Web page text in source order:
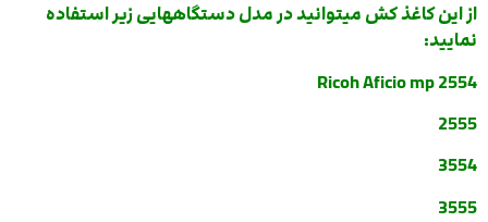
از این کاغذ کش میتوانید در مدل دستگاههایی زیر استفاده
نمایید:
Ricoh Aficio mp 2554
2555
3554
3555